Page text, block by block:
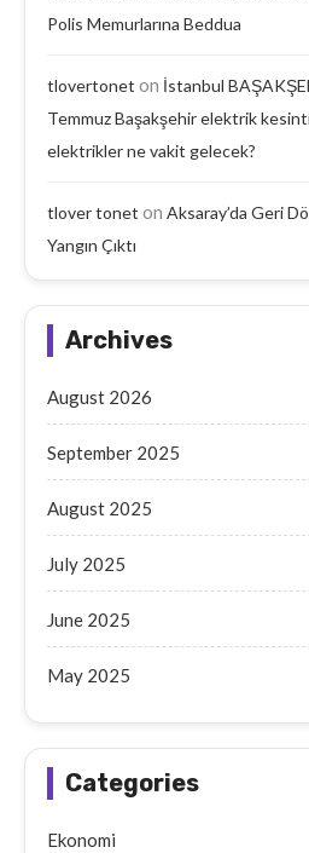
Polis Memurlarına Beddua
tlovertonet on İstanbul
Temmuz Başakşehir elektrik
elektrikler ne vakit gelecek?
tlover tonet on Aksaray’da Geri
Yangın Çıktı
Archives
August 2026
September 2025
August 2025
July 2025
June 2025
May 2025
Categories
Ekonomi